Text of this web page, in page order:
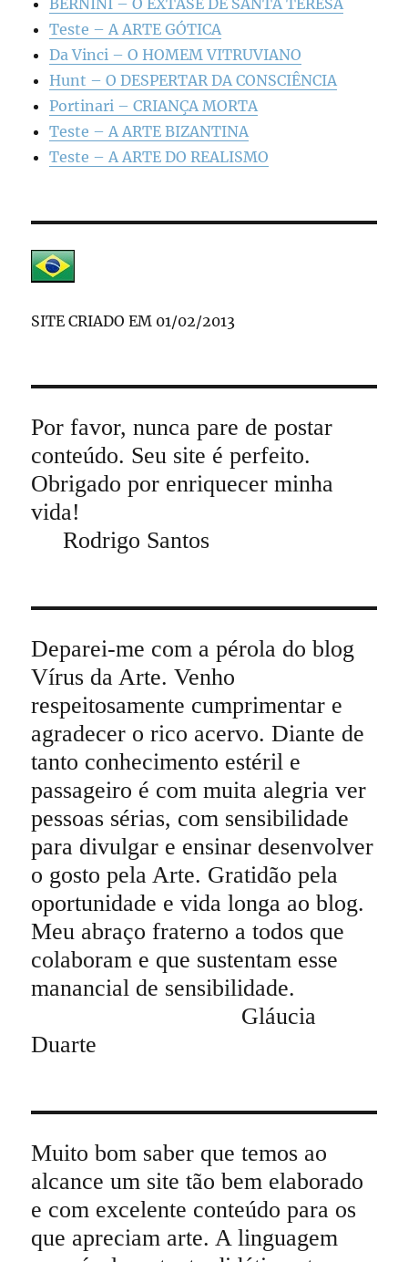
BERNINI – O ÊXTASE DE SANTA TERESA
Teste – A ARTE GÓTICA
Da Vinci – O HOMEM VITRUVIANO
Hunt – O DESPERTAR DA CONSCIÊNCIA
Portinari – CRIANÇA MORTA
Teste – A ARTE BIZANTINA
Teste – A ARTE DO REALISMO
SITE CRIADO EM 01/02/2013
Por favor, nunca pare de postar
conteúdo. Seu site é perfeito.
Obrigado por enriquecer minha
vida!
Rodrigo Santos
Deparei-me com a pérola do blog
Vírus da Arte. Venho
respeitosamente cumprimentar e
agradecer o rico acervo. Diante de
tanto conhecimento estéril e
passageiro é com muita alegria ver
pessoas sérias, com sensibilidade
para divulgar e ensinar desenvolver
o gosto pela Arte. Gratidão pela
oportunidade e vida longa ao blog.
Meu abraço fraterno a todos que
colaboram e que sustentam esse
manancial de sensibilidade.
Gláucia
Duarte
Muito bom saber que temos ao
alcance um site tão bem elaborado
e com excelente conteúdo para os
que apreciam arte. A linguagem